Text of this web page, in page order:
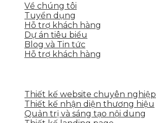
Về chúng tôi
Tuyển dụng
Hỗ trợ khách hàng
Dự án tiêu biểu
Blog và Tin tức
Hỗ trợ khách hàng
Thiết kế website chuyên nghiệp
Thiết kế nhận diện thương hiệu
Quản trị và sáng tạo nội dung